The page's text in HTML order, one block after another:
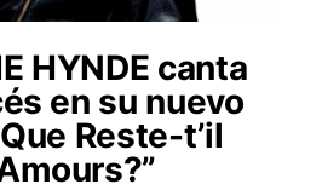
HYNDE canta
en su nuevo
Reste-t’il